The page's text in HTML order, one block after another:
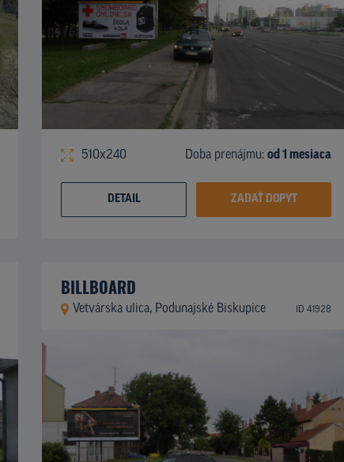
510x240 Doba prenájmu: od 1 mesiaca
DETAIL ZADAŤ DOPYT
BILLBOARD
Vetvárska ulica, Podunajské Biskupice ID 41928